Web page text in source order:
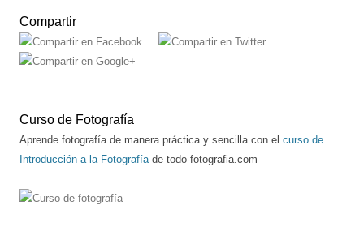
Compartir
Curso de Fotografía
Aprende fotografía de manera práctica y sencilla con el curso de
Introducción a la Fotografía de todo-fotografia.com